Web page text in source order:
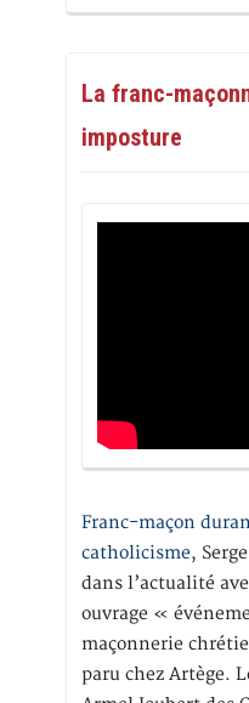
La franc-
imposture
Franc-maçon
catholicisme,
dans l’actualité
ouvrage «
maçonnerie
paru chez Artège.